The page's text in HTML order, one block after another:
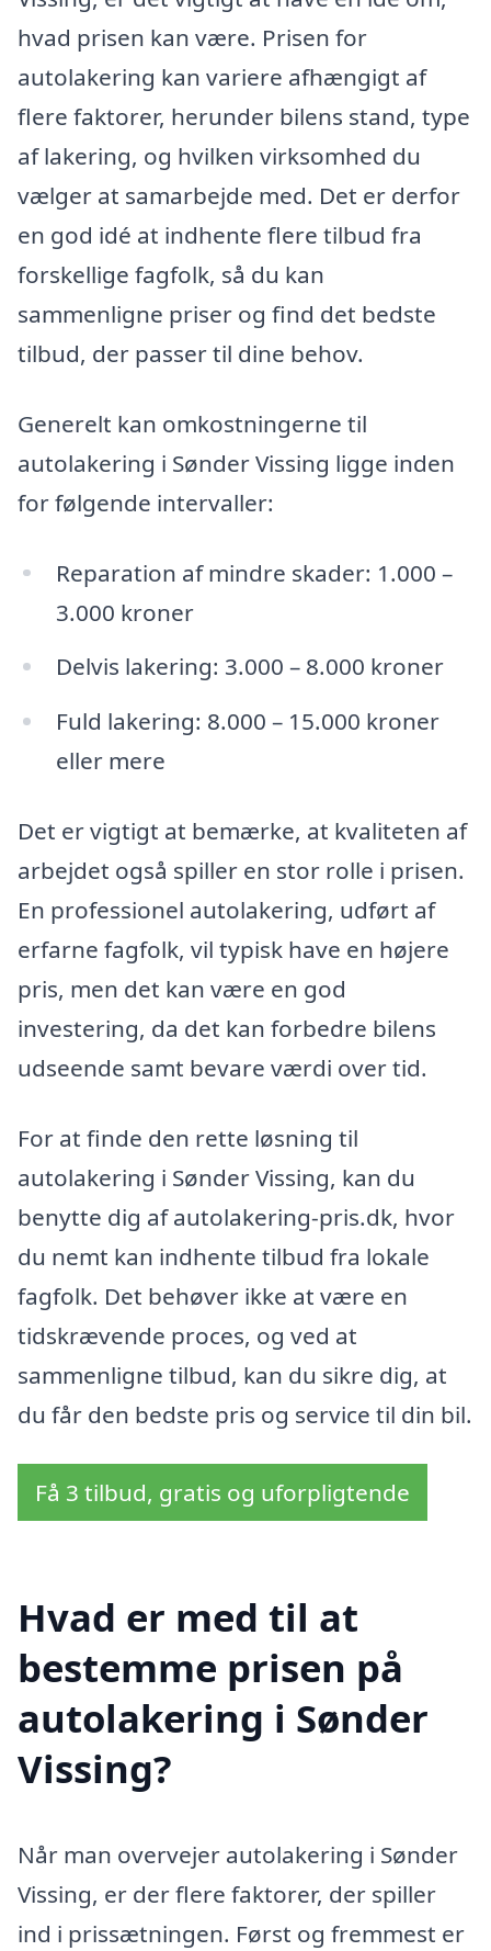
hvad prisen kan være. Prisen for
autolakering kan variere afhængigt af
flere faktorer, herunder bilens stand, type
af lakering, og hvilken virksomhed du
vælger at samarbejde med. Det er derfor
en god idé at indhente flere tilbud fra
forskellige fagfolk, så du kan
sammenligne priser og find det bedste
tilbud, der passer til dine behov.
Generelt kan omkostningerne til
autolakering i Sønder Vissing ligge inden
for følgende intervaller:
Reparation af mindre skader: 1.000 –
3.000 kroner
Delvis lakering: 3.000 – 8.000 kroner
Fuld lakering: 8.000 – 15.000 kroner
eller mere
Det er vigtigt at bemærke, at kvaliteten af
arbejdet også spiller en stor rolle i prisen.
En professionel autolakering, udført af
erfarne fagfolk, vil typisk have en højere
pris, men det kan være en god
investering, da det kan forbedre bilens
udseende samt bevare værdi over tid.
For at finde den rette løsning til
autolakering i Sønder Vissing, kan du
benytte dig af autolakering-pris.dk, hvor
du nemt kan indhente tilbud fra lokale
fagfolk. Det behøver ikke at være en
tidskrævende proces, og ved at
sammenligne tilbud, kan du sikre dig, at
du får den bedste pris og service til din bil.
Få 3 tilbud, gratis og uforpligtende
Hvad er med til at
bestemme prisen på
autolakering i Sønder
Vissing?
Når man overvejer autolakering i Sønder
Vissing, er der flere faktorer, der spiller
ind i prissætningen. Først og fremmest er